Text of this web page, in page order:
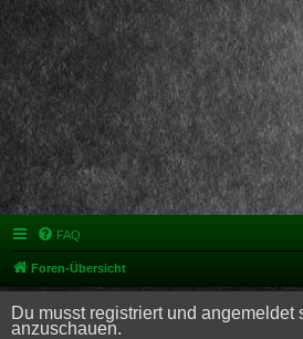
FAQ
Foren-Übersicht
Du musst registriert und angemeldet
anzuschauen.